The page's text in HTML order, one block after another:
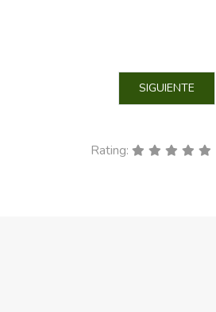
APLICACIÓN EN ESTUDIOS
ARTÍCULO
SIGUIENTE
Rating: